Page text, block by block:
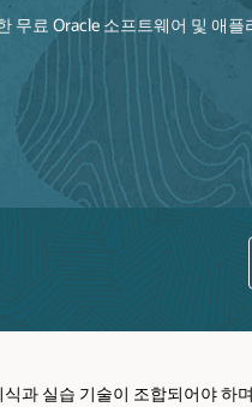
무료 Oracle 소프트웨어 및 애플
과 실습 기술이 조합되어야